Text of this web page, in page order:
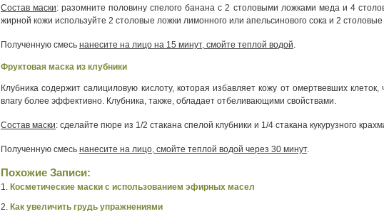
Состав маски: разомните половину спелого банана с 2 столовыми ложками меда и 4
жирной кожи используйте 2 столовые ложки лимонного или апельсинового сока и 2
Полученную смесь нанесите на лицо на 15 минут, смойте теплой водой.
Фруктовая маска из клубники
Клубника содержит салициловую кислоту, которая избавляет кожу от омертвевших
влагу более эффективно. Клубника, также, обладает отбеливающими свойствами.
Состав маски: сделайте пюре из 1/2 стакана спелой клубники и 1/4 стакана кукурузного
Полученную смесь нанесите на лицо, смойте теплой водой через 30 минут.
Похожие Записи:
Косметические маски с использованием эфирных масел
Как увеличить грудь упражнениями